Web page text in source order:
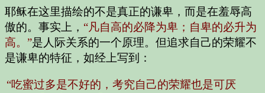
耶稣在这里描绘的不是真正的谦卑，而是在羞辱高
傲的。事实上， “凡自高的必降为卑；自卑的必升为
高。”是人际关系的一个原理。但追求自己的荣耀不
是谦卑的特征，如经上写到：
“吃蜜过多是不好的，考究自己的荣耀也是可厌